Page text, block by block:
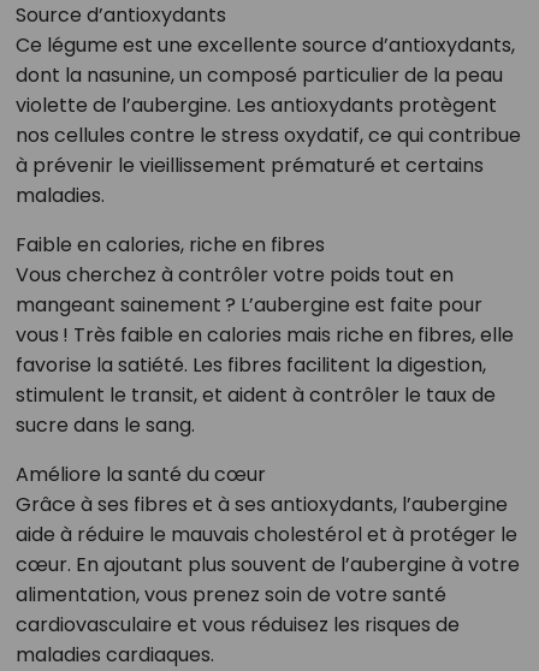
Source d’antioxydants
Ce légume est une excellente source d’antioxydants,
dont la nasunine, un composé particulier de la peau
violette de l’aubergine. Les antioxydants protègent
nos cellules contre le stress oxydatif, ce qui contribue
à prévenir le vieillissement prématuré et certains
maladies.
Faible en calories, riche en fibres
Vous cherchez à contrôler votre poids tout en
mangeant sainement ? L’aubergine est faite pour
vous ! Très faible en calories mais riche en fibres, elle
favorise la satiété. Les fibres facilitent la digestion,
stimulent le transit, et aident à contrôler le taux de
sucre dans le sang.
Améliore la santé du cœur
Grâce à ses fibres et à ses antioxydants, l’aubergine
aide à réduire le mauvais cholestérol et à protéger le
cœur. En ajoutant plus souvent de l’aubergine à votre
alimentation, vous prenez soin de votre santé
cardiovasculaire et vous réduisez les risques de
maladies cardiaques.